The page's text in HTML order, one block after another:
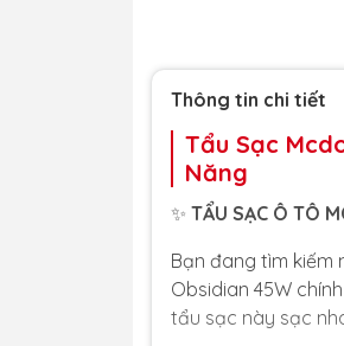
Thông tin chi tiết
Tẩu Sạc
Năng
✨ TẨU SẠC Ô TÔ
Bạn đang tìm kiếm
Obsidian 45W
tẩu sạc này sạc